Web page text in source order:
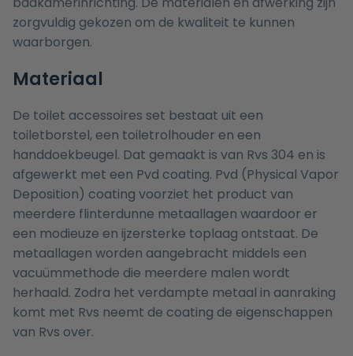
zorgvuldig gekozen om de kwaliteit te kunnen
waarborgen.
Materiaal
De toilet accessoires set bestaat uit een
toiletborstel, een toiletrolhouder en een
handdoekbeugel. Dat gemaakt is van Rvs 304 en is
afgewerkt met een Pvd coating. Pvd (Physical Vapor
Deposition) coating voorziet het product van
meerdere flinterdunne metaallagen waardoor er
een modieuze en ijzersterke toplaag ontstaat. De
metaallagen worden aangebracht middels een
vacuümmethode die meerdere malen wordt
herhaald. Zodra het verdampte metaal in aanraking
komt met Rvs neemt de coating de eigenschappen
van Rvs over.